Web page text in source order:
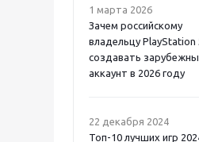
1 марта 2026
Зачем российскому
владельцу PlayStation
создавать
аккаунт в 2026 году
22 декабря 2024
Топ-10 лучших игр